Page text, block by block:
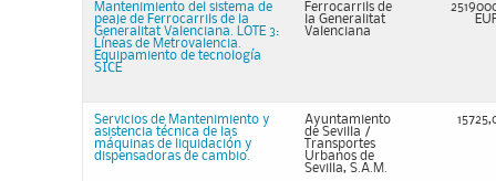
Mantenimiento del sistema de
peaje de Ferrocarrils de la
Generalitat Valenciana. LOTE 3:
Líneas de Metrovalencia.
Equipamiento de tecnología
SICE
Ferrocarrils de
la Generalitat
Valenciana
Servicios de Mantenimiento y
asistencia técnica de las
máquinas de liquidación y
dispensadoras de cambio.
Ayuntamiento
de Sevilla /
Transportes
Urbanos de
Sevilla, S.A.M.